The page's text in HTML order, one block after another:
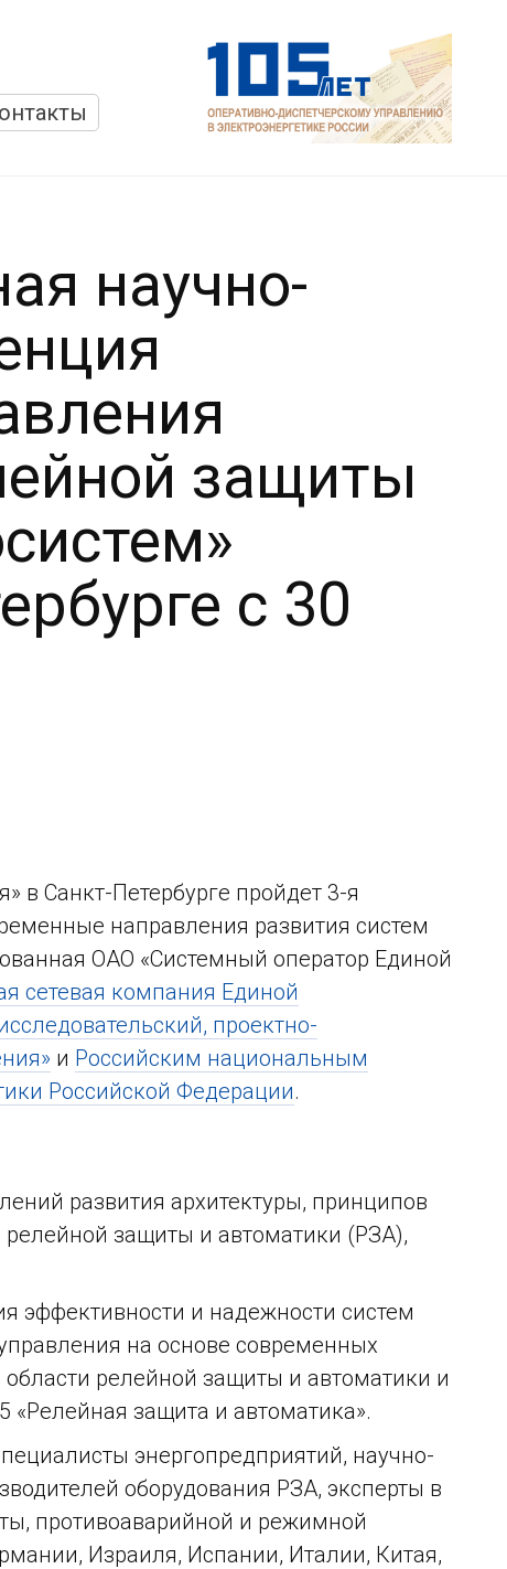
научно-
защиты
с 30
в Санкт-Петербурге пройдет 3-я
направления развития систем
ОАО «Системный оператор Единой
сетевая компания Единой
проектно-
и Российским национальным
Российской Федерации.
развития архитектуры, принципов
защиты и автоматики (РЗА),
эффективности и надежности систем
на основе современных
релейной защиты и автоматики и
«Релейная защита и автоматика».
энергопредприятий, научно-
оборудования РЗА, эксперты в
противоаварийной и режимной
Израиля, Испании, Италии, Китая,